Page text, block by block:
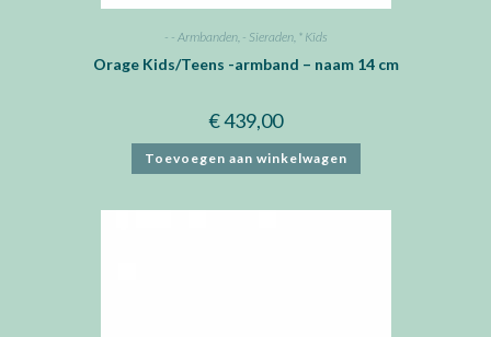
- - Armbanden, - Sieraden, * Kids
Orage Kids/Teens -armband – naam 14 cm
€439,00
Toevoegen aan winkelwagen